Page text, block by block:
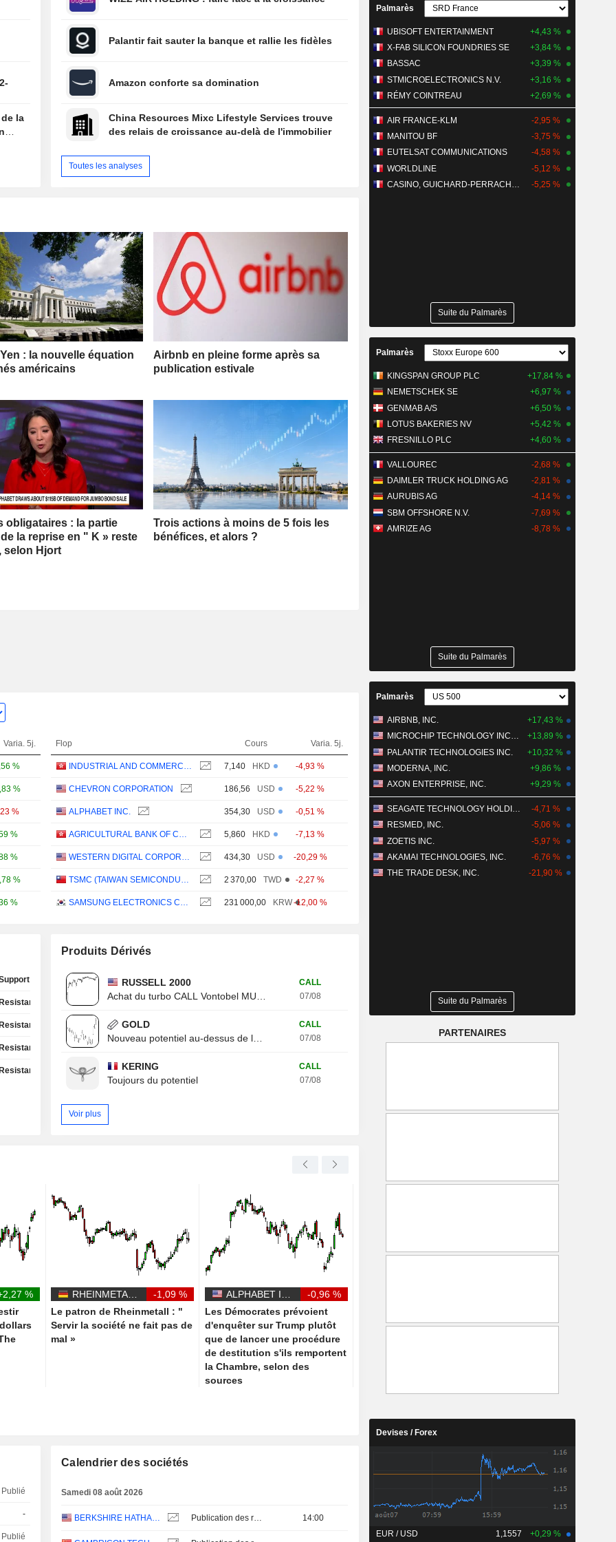
la
Palantir fait sauter la banque et rallie les fidèles
Amazon conforte sa domination
China Resources Mixc Lifestyle Services trouve
des relais de croissance au-delà de l'immobilier
Toutes les analyses
: la nouvelle équation
américains
Airbnb en pleine forme après sa
publication estivale
obligataires : la partie
la reprise en " K » reste
selon Hjort
Trois actions à moins de 5 fois les
bénéfices, et alors ?
Varia. 5j.
%
%
%
%
%
%
%
Flop Cours Varia. 5j.
7,140 HKD -4,93 %
CHEVRON CORPORATION 186,56 USD -5,22 %
ALPHABET INC. 354,30 USD -0,51 %
5,860 HKD -7,13 %
434,30 USD -20,29 %
2 370,00 TWD -2,27 %
231 000,00 KRW-12,00 %
Test
Test
Test
Test
Test
Produits Dérivés
RUSSELL 2000
Achat du turbo CALL Vontobel MU13V
CALL
07/08
GOLD
Nouveau potentiel au-dessus de la résistance
CALL
07/08
KERING
Toujours du potentiel
CALL
07/08
Voir plus
%
-1,09 %
Le patron de Rheinmetall : "
Servir la société ne fait pas de
mal »
-0,96 %
Les Démocrates prévoient
d'enquêter sur Trump plutôt
que de lancer une procédure
de destitution s'ils remportent
la Chambre, selon des
sources
facilités de paiement et au
Publié
-
Publié
Calendrier des sociétés
Samedi 08 août 2026
BERKSHIRE HATHAWAY INC. Publication des résultats - Q2 2026 14:00
Palmarès
UBISOFT ENTERTAINMENT
+4,43 %
X-FAB SILICON FOUNDRIES SE
+3,84 %
BASSAC
+3,39 %
STMICROELECTRONICS N.V.
+3,16 %
RÉMY COINTREAU
+2,69 %
AIR FRANCE-KLM
-2,95 %
MANITOU BF
-3,75 %
EUTELSAT COMMUNICATIONS
-4,58 %
WORLDLINE
-5,12 %
-5,25 %
Suite du Palmarès
Palmarès
KINGSPAN GROUP PLC
+17,84 %
NEMETSCHEK SE
+6,97 %
GENMAB A/S
+6,50 %
LOTUS BAKERIES NV
+5,42 %
FRESNILLO PLC
+4,60 %
VALLOUREC
-2,68 %
DAIMLER TRUCK HOLDING AG
-2,81 %
AURUBIS AG
-4,14 %
SBM OFFSHORE N.V.
-7,69 %
AMRIZE AG
-8,78 %
Suite du Palmarès
Palmarès
AIRBNB, INC.
+17,43 %
MICROCHIP TECHNOLOGY INCORPORATED
+13,89 %
PALANTIR TECHNOLOGIES INC.
+10,32 %
MODERNA, INC.
+9,86 %
AXON ENTERPRISE, INC.
+9,29 %
SEAGATE TECHNOLOGY HOLDINGS PLC
-4,71 %
RESMED, INC.
-5,06 %
ZOETIS INC.
-5,97 %
AKAMAI TECHNOLOGIES, INC.
-6,76 %
THE TRADE DESK, INC.
-21,90 %
Suite du Palmarès
PARTENAIRES
Devises / Forex
EUR / USD 1,1557 +0,29 %